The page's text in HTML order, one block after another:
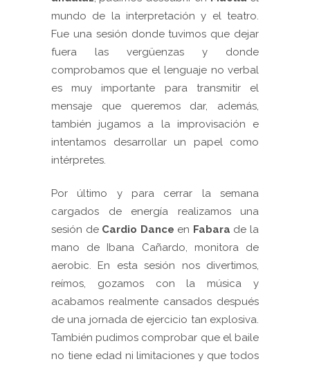
mundo de la interpretación y el teatro.
Fue una sesión donde tuvimos que dejar
fuera las vergüenzas y donde
comprobamos que el lenguaje no verbal
es muy importante para transmitir el
mensaje que queremos dar, además,
también jugamos a la improvisación e
intentamos desarrollar un papel como
intérpretes.
Por último y para cerrar la semana
cargados de energía realizamos una
sesión de Cardio Dance en Fabara de la
mano de Ibana Cañardo, monitora de
aerobic. En esta sesión nos divertimos,
reímos, gozamos con la música y
acabamos realmente cansados después
de una jornada de ejercicio tan explosiva.
También pudimos comprobar que el baile
no tiene edad ni limitaciones y que todos